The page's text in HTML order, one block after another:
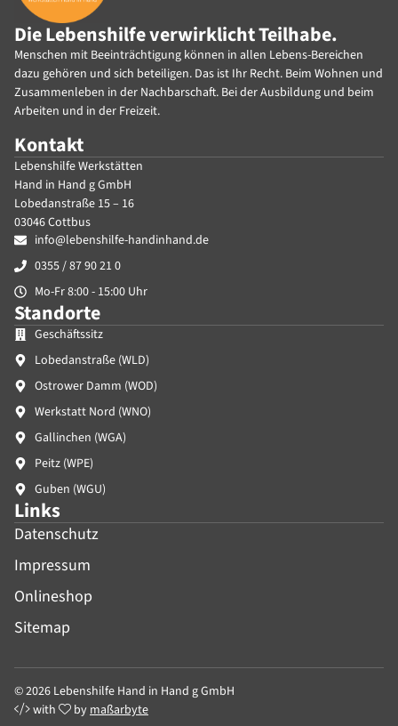
Die Lebenshilfe verwirklicht Teilhabe.
Menschen mit Beeinträchtigung können in allen Lebens-Bereichen
dazu gehören und sich beteiligen. Das ist Ihr Recht. Beim Wohnen und
Zusammenleben in der Nachbarschaft. Bei der Ausbildung und beim
Arbeiten und in der Freizeit.
Kontakt
Lebenshilfe Werkstätten
Hand in Hand g GmbH
Lobedanstraße 15 – 16
03046 Cottbus
info@lebenshilfe-handinhand.de
0355 / 87 90 21 0
Mo-Fr 8:00 - 15:00 Uhr
Standorte
Geschäftssitz
Lobedanstraße (WLD)
Ostrower Damm (WOD)
Werkstatt Nord (WNO)
Gallinchen (WGA)
Peitz (WPE)
Guben (WGU)
Links
Datenschutz
Impressum
Onlineshop
Sitemap
© 2026 Lebenshilfe Hand in Hand g GmbH
with
by maßarbyte